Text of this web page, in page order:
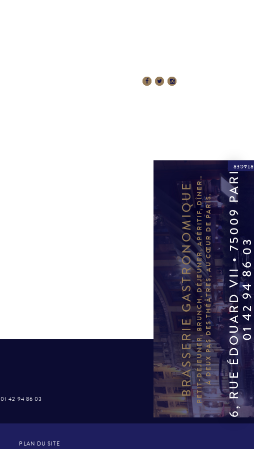
BRASSERIE GASTRONOMIQUEPETIT-DÉJEUNER, BRUNCH, DÉJEUNER, APÉRITIF, DÎNER…À DEUX PAS DES THÉÂTRES, AU CŒUR DE PARIS.6, RUE ÉDOUARD VII • 75009 PARIS
01 42
01 42 94 86 03
PLAN DU SITE